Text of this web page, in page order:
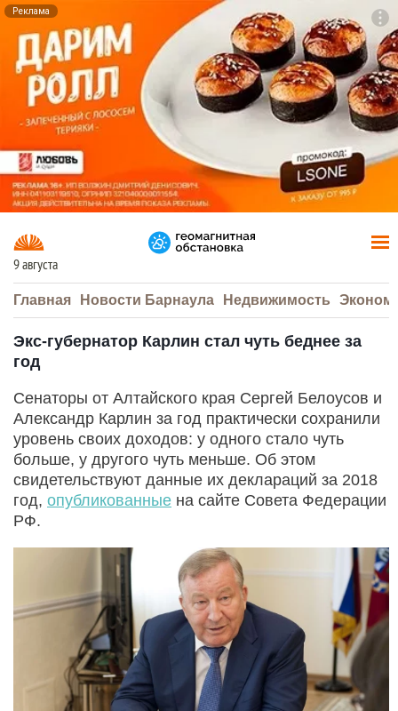
Реклама
9 августа
Главная Новости Барнаула Недвижимость
Экс-губернатор Карлин стал чуть беднее за
год
Сенаторы от Алтайского края Сергей Белоусов и
Александр Карлин за год практически сохранили
уровень своих доходов: у одного стало чуть
больше, у другого чуть меньше. Об этом
свидетельствуют данные их деклараций за 2018
год, опубликованные на сайте Совета Федерации
РФ.